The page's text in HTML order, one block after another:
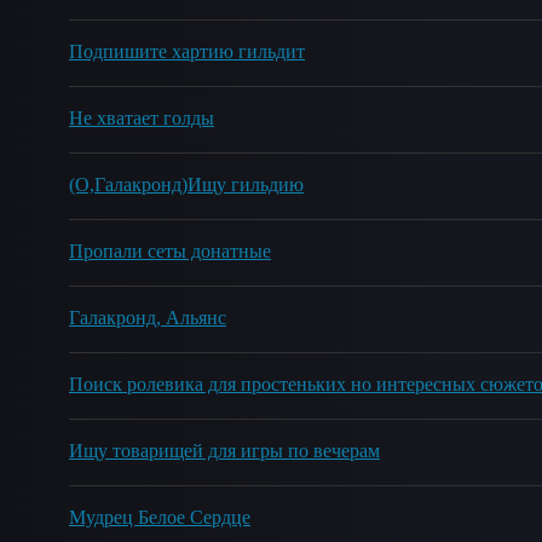
Подпишите хартию гильдит
Не хватает голды
(О,Галакронд)Ищу гильдию
Пропали сеты донатные
Галакронд, Альянс
Поиск ролевика для простеньких но интересных
Ищу товарищей для игры по вечерам
Мудрец Белое Сердце